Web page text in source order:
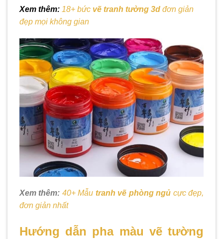
Xem thêm: 18+ bức vẽ tranh tường 3d đơn giản
đẹp mọi không gian
Xem thêm: 40+ Mẫu tranh vẽ phòng ngủ cực đẹp,
đơn giản nhất
Hướng dẫn pha màu vẽ tường